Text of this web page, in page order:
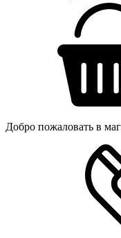
Добро пожаловать в